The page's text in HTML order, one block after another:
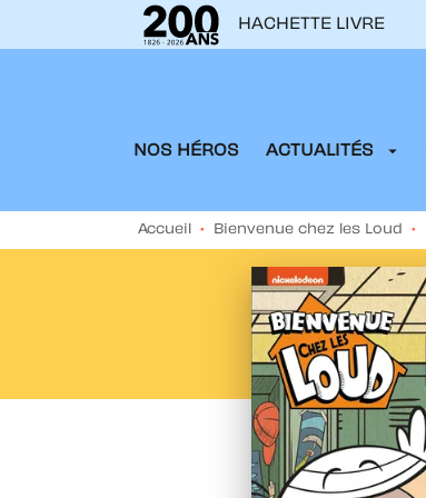
MENU
HACHETTE LIVRE
NOS HÉROS ACTUALITÉS arrow_drop_down
Accueil • Bienvenue chez les Loud •